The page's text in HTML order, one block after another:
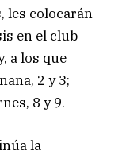
les colocarán
en el club
a los que
2 y 3;
8 y 9.
la